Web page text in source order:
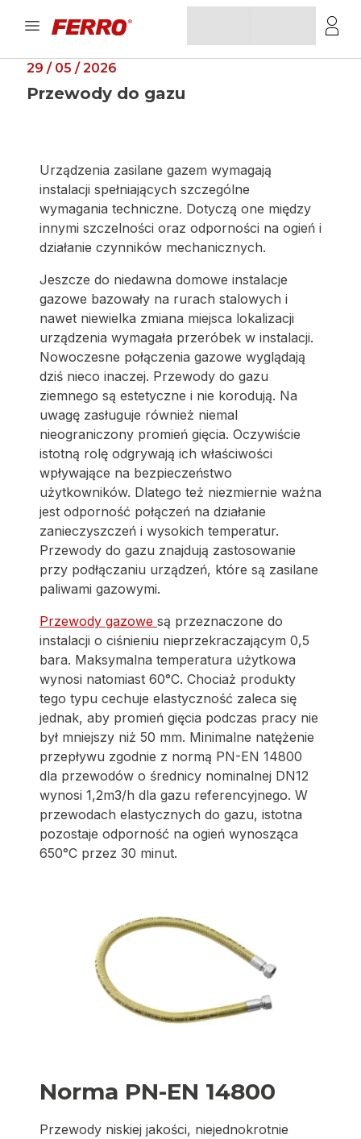
29 / 05 / 2026
Przewody do gazu
Urządzenia zasilane gazem wymagają
instalacji spełniających szczególne
wymagania techniczne. Dotyczą one między
innymi szczelności oraz odporności na ogień i
działanie czynników mechanicznych.
Jeszcze do niedawna domowe instalacje
gazowe bazowały na rurach stalowych i
nawet niewielka zmiana miejsca lokalizacji
urządzenia wymagała przeróbek w instalacji.
Nowoczesne połączenia gazowe wyglądają
dziś nieco inaczej. Przewody do gazu
ziemnego są estetyczne i nie korodują. Na
uwagę zasługuje również niemal
nieograniczony promień gięcia. Oczywiście
istotną rolę odgrywają ich właściwości
wpływające na bezpieczeństwo
użytkowników. Dlatego też niezmiernie ważna
jest odporność połączeń na działanie
zanieczyszczeń i wysokich temperatur.
Przewody do gazu znajdują zastosowanie
przy podłączaniu urządzeń, które są zasilane
paliwami gazowymi.
Przewody gazowe są przeznaczone do
instalacji o ciśnieniu nieprzekraczającym 0,5
bara. Maksymalna temperatura użytkowa
wynosi natomiast 60°C. Chociaż produkty
tego typu cechuje elastyczność zaleca się
jednak, aby promień gięcia podczas pracy nie
był mniejszy niż 50 mm. Minimalne natężenie
przepływu zgodnie z normą PN-EN 14800
dla przewodów o średnicy nominalnej DN12
wynosi 1,2m3/h dla gazu referencyjnego. W
przewodach elastycznych do gazu, istotna
pozostaje odporność na ogień wynosząca
650°C przez 30 minut.
Norma PN-EN 14800
Przewody niskiej jakości, niejednokrotnie